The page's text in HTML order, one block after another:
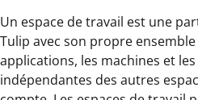
Un espace de travail est une
Tulip avec son propre
applications, les machines et
indépendantes des autres